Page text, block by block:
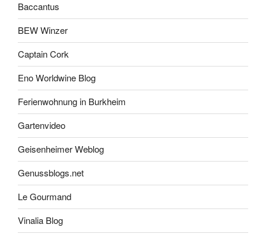
Baccantus
BEW Winzer
Captain Cork
Eno Worldwine Blog
Ferienwohnung in Burkheim
Gartenvideo
Geisenheimer Weblog
Genussblogs.net
Le Gourmand
Vinalia Blog